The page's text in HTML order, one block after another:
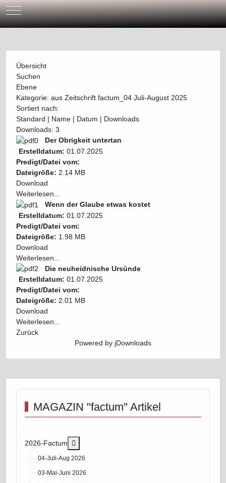
Mobile Menu Toggle
Übersicht
Suchen
Ebene
Kategorie: aus Zeitschrift factum_04 Juli-August 2025
Sortiert nach:
Standard | Name | Datum | Downloads
Downloads: 3
Der Obrigkeit untertan
Erstelldatum: 01.07.2025
Predigt/Datei vom:
Dateigröße: 2.14 MB
Download
Weiterlesen...
Wenn der Glaube etwas kostet
Erstelldatum: 01.07.2025
Predigt/Datei vom:
Dateigröße: 1.98 MB
Download
Weiterlesen...
Die neuheidnische Ursünde
Erstelldatum: 01.07.2025
Predigt/Datei vom:
Dateigröße: 2.01 MB
Download
Weiterlesen...
Zurück
Powered by jDownloads
MAGAZIN "factum" Artikel
2026-Factum
04-Juli-Aug 2026
03-Mai-Juni 2026